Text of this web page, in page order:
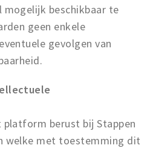
beschikbaar te
geen enkele
gevolgen van
berust bij Stappen
welke met toestemming dit